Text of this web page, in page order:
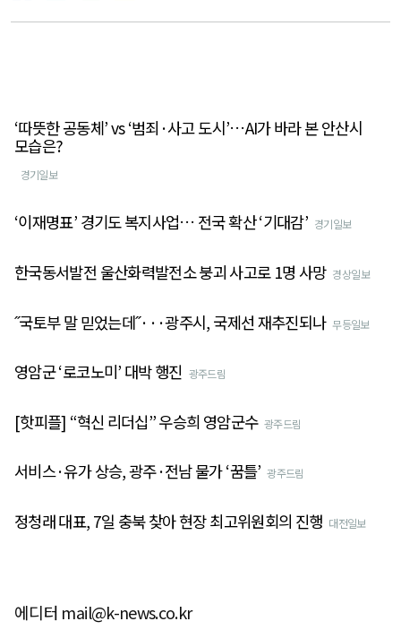
‘따뜻한 공동체’ vs ‘범죄·사고 도시’…AI가 바라 본 안산시
모습은?
경기일보
‘이재명표’ 경기도 복지사업… 전국 확산 ‘기대감’ 경기일보
한국동서발전 울산화력발전소 붕괴 사고로 1명 사망 경상일보
˝국토부 말 믿었는데˝···광주시, 국제선 재추진되나 무등일보
영암군 ‘로코노미’ 대박 행진 광주드림
[핫피플] “혁신 리더십” 우승희 영암군수 광주드림
서비스·유가 상승, 광주·전남 물가 ‘꿈틀’ 광주드림
정청래 대표, 7일 충북 찾아 현장 최고위원회의 진행 대전일보
에디터 mail@k-news.co.kr